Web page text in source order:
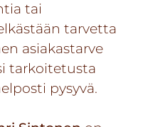
tai
tarvetta
asiakastarve
tarkoitetusta
pysyvä.